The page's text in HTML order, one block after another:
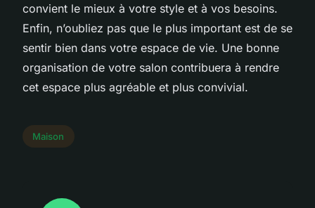
convient le mieux à votre style et à vos besoins.
Enfin, n’oubliez pas que le plus important est de se
sentir bien dans votre espace de vie. Une bonne
organisation de votre salon contribuera à rendre
cet espace plus agréable et plus convivial.
Maison